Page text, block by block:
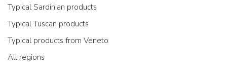
Typical Sardinian products
Typical Tuscan products
Typical products from Veneto
All regions